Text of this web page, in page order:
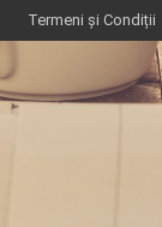
Termeni și Condiții